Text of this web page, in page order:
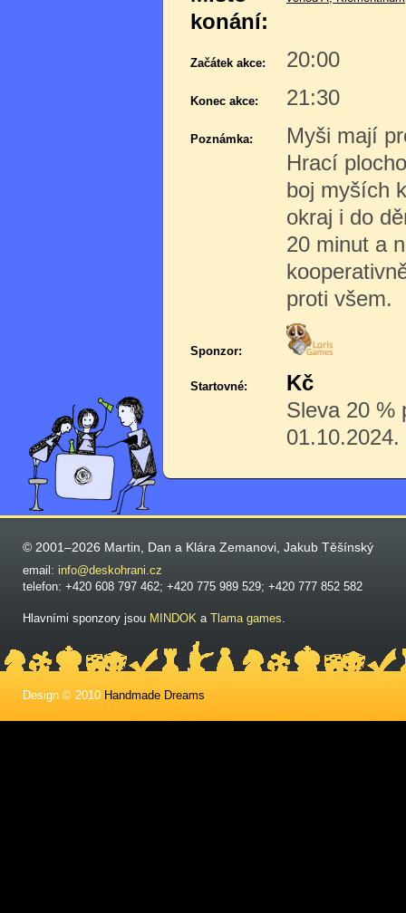
konání:
Začátek akce: 20:00
Konec akce: 21:30
Poznámka:
Myši mají
Hrací
boj myších
okraj i do
20 minut a
proti všem.
Sponzor:
Startovné:
Kč
Sleva 20 %
01.10.2024.
© 2001–2026 Martin, Dan a Klára Zemanovi, Jakub Těšínský
email: info@deskohrani.cz
telefon: +420 608 797 462; +420 775 989 529; +420 777 852 582
Hlavními sponzory jsou MINDOK a Tlama games.
Design © 2010 Handmade Dreams